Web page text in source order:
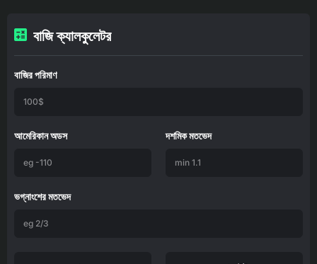
বাজি ক্যালকুলেটর
বাজির পরিমাণ
আমেরিকান অডস দশমিক মতভেদ
ভগ্নাংশের মতভেদ